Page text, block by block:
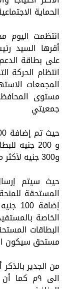
الحماية
انتظمت اليوم
أقرها السيد
على بطاقة
انتظام الحركة
المجمعات
مستوى
جمعيتي
و 200
و300 جنيه لأكثر من 3 أسر.
حيث سيتم
المستحقة
مستحق سيكون
الى ٩م